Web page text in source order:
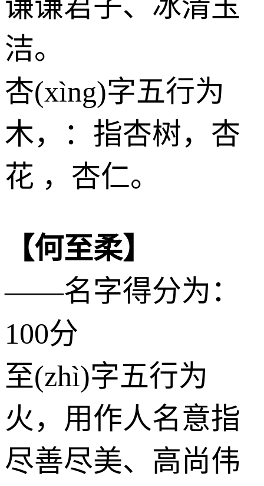
洁。
杏(xìng)字五行为
木，：指杏树，杏
花 ，杏仁。
【何至柔】
——名字得分为：
100分
至(zhì)字五行为
火 ，用作人名意指
尽善尽美、高尚伟